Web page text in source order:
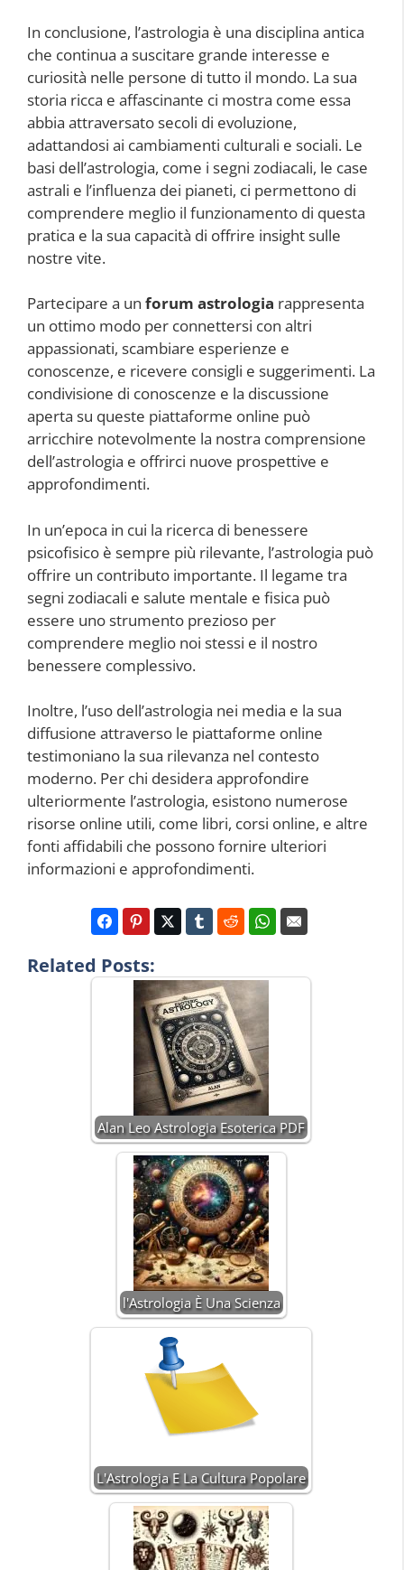
In conclusione, l’astrologia è una disciplina antica
che continua a suscitare grande interesse e
curiosità nelle persone di tutto il mondo. La sua
storia ricca e affascinante ci mostra come essa
abbia attraversato secoli di evoluzione,
adattandosi ai cambiamenti culturali e sociali. Le
basi dell’astrologia, come i segni zodiacali, le case
astrali e l’influenza dei pianeti, ci permettono di
comprendere meglio il funzionamento di questa
pratica e la sua capacità di offrire insight sulle
nostre vite.
Partecipare a un forum astrologia rappresenta
un ottimo modo per connettersi con altri
appassionati, scambiare esperienze e
conoscenze, e ricevere consigli e suggerimenti. La
condivisione di conoscenze e la discussione
aperta su queste piattaforme online può
arricchire notevolmente la nostra comprensione
dell’astrologia e offrirci nuove prospettive e
approfondimenti.
In un’epoca in cui la ricerca di benessere
psicofisico è sempre più rilevante, l’astrologia può
offrire un contributo importante. Il legame tra
segni zodiacali e salute mentale e fisica può
essere uno strumento prezioso per
comprendere meglio noi stessi e il nostro
benessere complessivo.
Inoltre, l’uso dell’astrologia nei media e la sua
diffusione attraverso le piattaforme online
testimoniano la sua rilevanza nel contesto
moderno. Per chi desidera approfondire
ulteriormente l’astrologia, esistono numerose
risorse online utili, come libri, corsi online, e altre
fonti affidabili che possono fornire ulteriori
informazioni e approfondimenti.
Related Posts:
Alan Leo Astrologia Esoterica PDF
l'Astrologia È Una Scienza
L'Astrologia E La Cultura Popolare